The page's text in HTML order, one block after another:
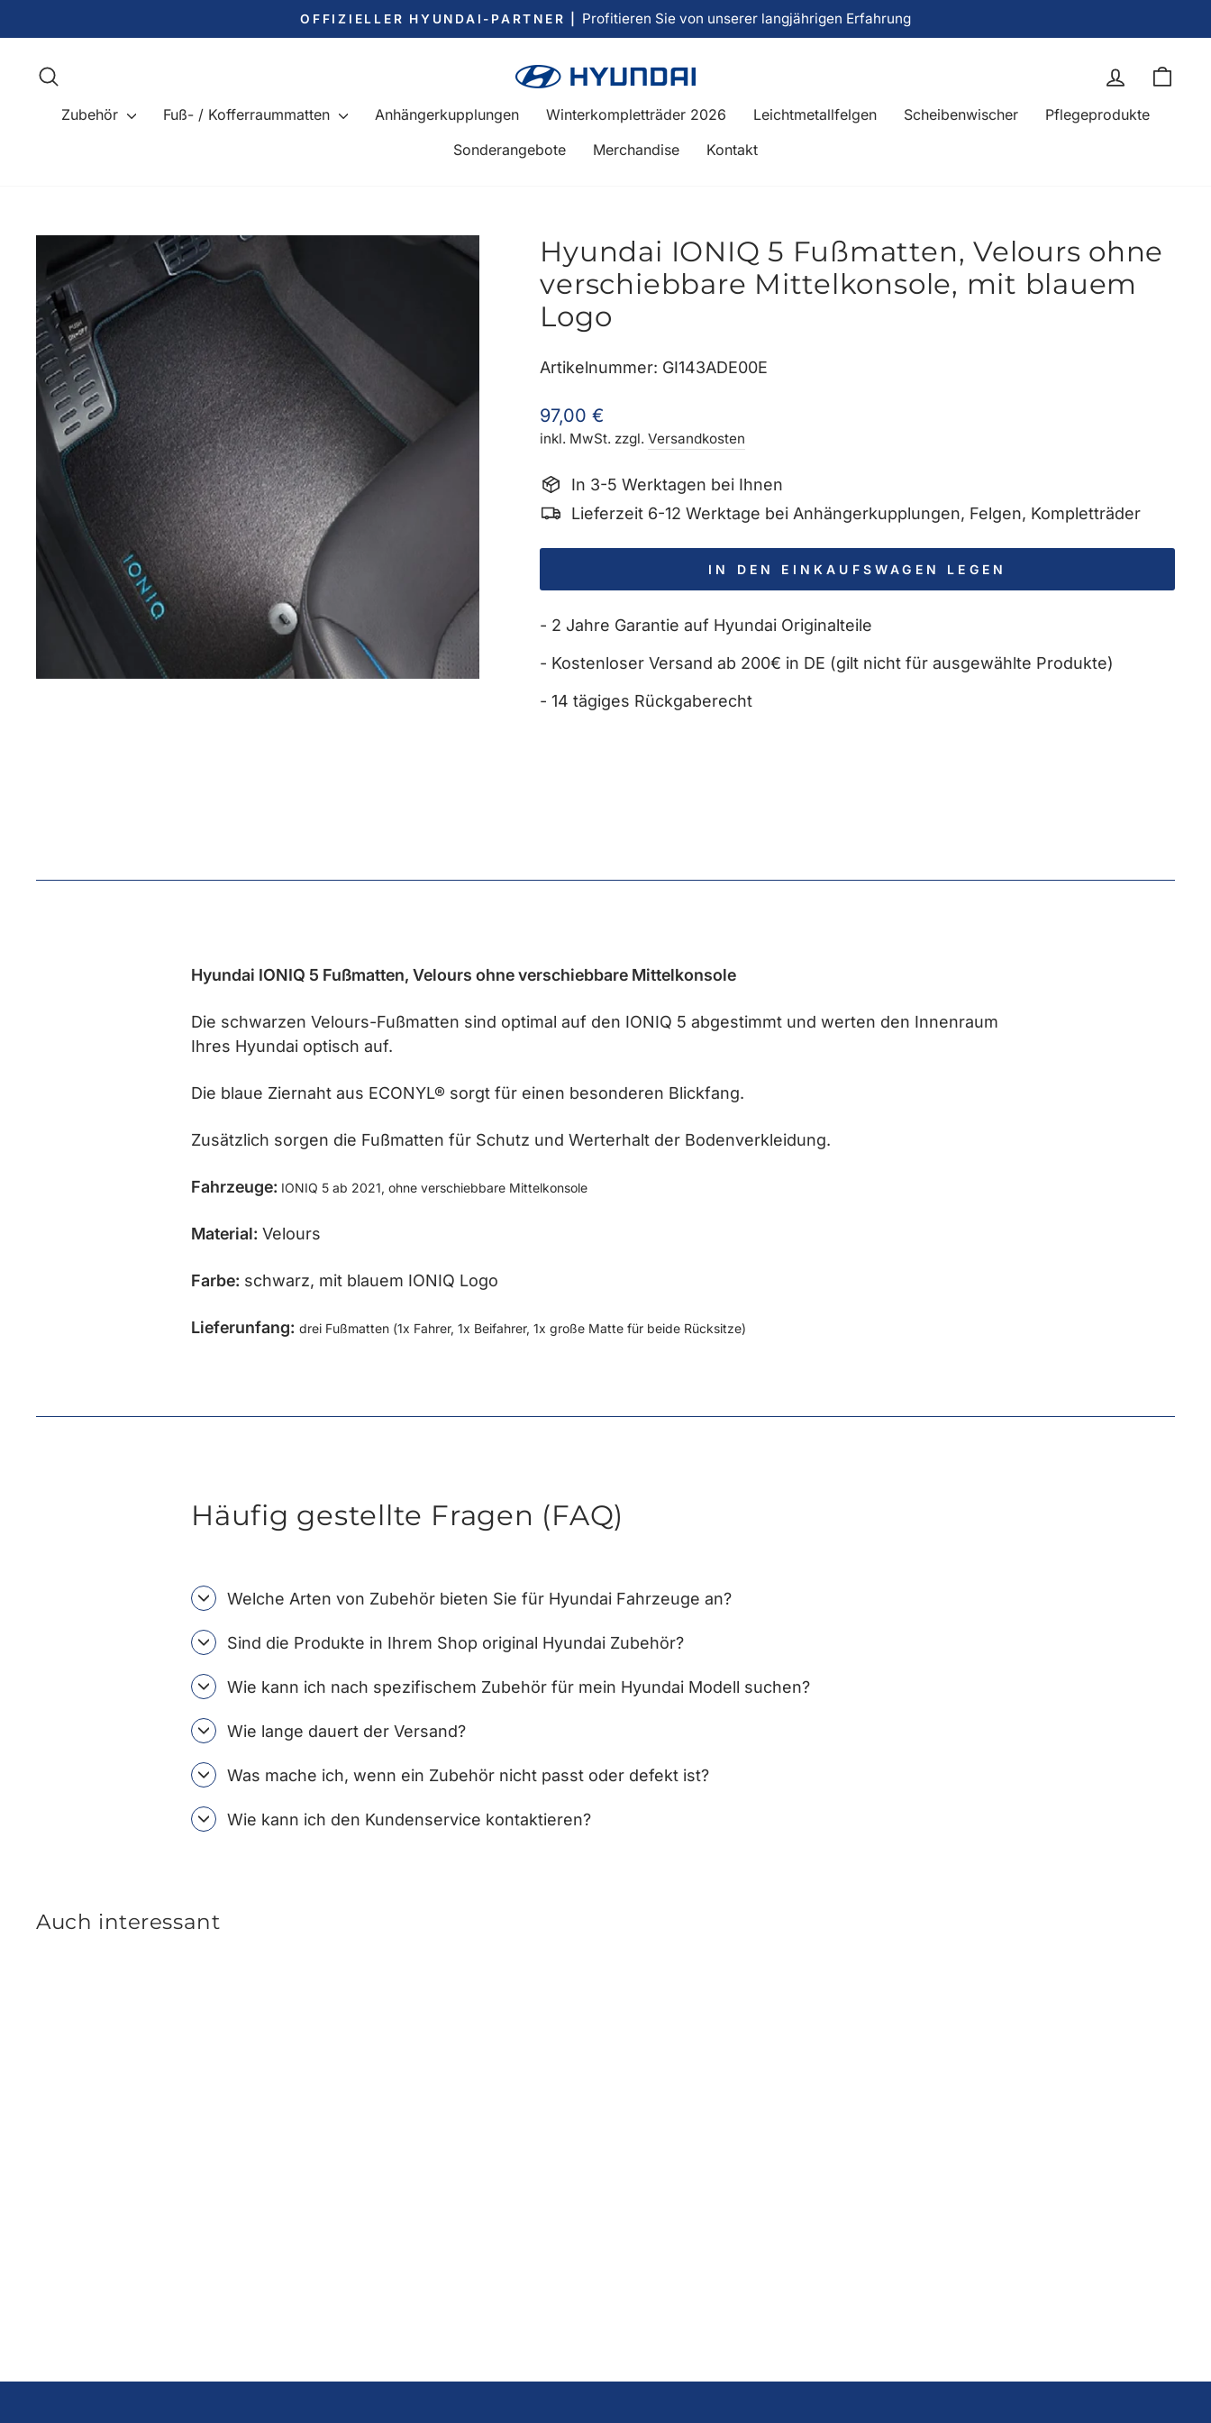
zum
Pause
Diashow
OFFIZIELLER HYUNDAI-PARTNER | Profitieren Sie von unserer langjährigen Erfahrung
Einloggen
Zubehör Fuß- / Kofferraummatten Anhängerkupplungen Winterkompletträder 2026 Leichtmetallfelgen Scheibenwischer
Pflegeprodukte
Sonderangebote
Merchandise Kontakt
Hyundai IONIQ 5 Fußmatten, Velours ohne
verschiebbare Mittelkonsole, mit blauem
Logo
Artikelnummer: GI143ADE00E
Normaler
Preis
97,00 €
inkl. MwSt. zzgl.Versandkosten
In 3-5 Werktagen bei Ihnen
Lieferzeit 6-12 Werktage bei Anhängerkupplungen, Felgen, Kompletträder
IN DEN EINKAUFSWAGEN LEGEN
- 2 Jahre Garantie auf Hyundai Originalteile
- Kostenloser Versand ab 200€ in DE (gilt nicht für ausgewählte Produkte)
- 14 tägiges Rückgaberecht
Hyundai IONIQ 5 Fußmatten, Velours ohne verschiebbare Mittelkonsole
Die schwarzen Velours-Fußmatten sind optimal auf den IONIQ 5 abgestimmt und werten den Innenraum
Ihres Hyundai optisch auf.
Die blaue Ziernaht aus ECONYL® sorgt für einen besonderen Blickfang.
Zusätzlich sorgen die Fußmatten für Schutz und Werterhalt der Bodenverkleidung.
Fahrzeuge: IONIQ 5 ab 2021, ohne verschiebbare Mittelkonsole
Material: Velours
Farbe: schwarz, mit blauem IONIQ Logo
Lieferunfang: drei Fußmatten (1x Fahrer, 1x Beifahrer, 1x große Matte für beide Rücksitze)
Häufig gestellte Fragen (FAQ)
Welche Arten von Zubehör bieten Sie für Hyundai Fahrzeuge an?
Sind die Produkte in Ihrem Shop original Hyundai Zubehör?
Wie kann ich nach spezifischem Zubehör für mein Hyundai Modell suchen?
Wie lange dauert der Versand?
Was mache ich, wenn ein Zubehör nicht passt oder defekt ist?
Wie kann ich den Kundenservice kontaktieren?
Auch interessant